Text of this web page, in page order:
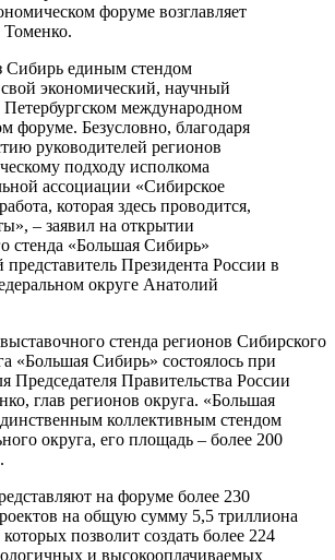
форуме возглавляет
Томенко.
Сибирь единым стендом
свой экономический, научный
Петербургском международном
форуме. Безусловно, благодаря
руководителей регионов
подходу исполкома
ассоциации «Сибирское
которая здесь проводится,
– заявил на открытии
стенда «Большая Сибирь»
Президента России в
округе Анатолий
стенда регионов Сибирского
«Большая Сибирь» состоялось при
Председателя Правительства России
глав регионов округа. «Большая
коллективным стендом
округа, его площадь – более 200
на форуме более 230
на общую сумму 5,5 триллиона
позволит создать более 224
и высокооплачиваемых